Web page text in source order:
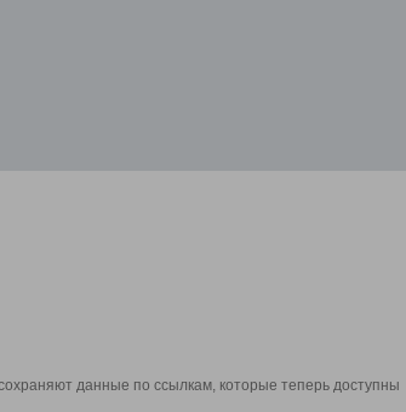
данные по ссылкам, которые теперь доступны